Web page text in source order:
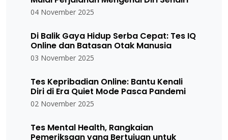
04 November 2025
Di Balik Gaya Hidup Serba Cepat: Tes IQ
Online dan Batasan Otak Manusia
03 November 2025
Tes Kepribadian Online: Bantu Kenali
Diri di Era Quiet Mode Pasca Pandemi
02 November 2025
Tes Mental Health, Rangkaian
Pemeriksaan yang Bertujuan untuk